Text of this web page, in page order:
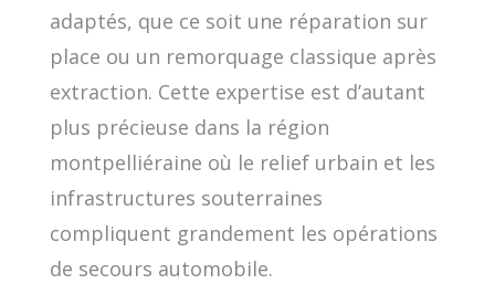
adaptés, que ce soit une réparation sur
place ou un remorquage classique après
extraction. Cette expertise est d’autant
plus précieuse dans la région
montpelliéraine où le relief urbain et les
infrastructures souterraines
compliquent grandement les opérations
de secours automobile.